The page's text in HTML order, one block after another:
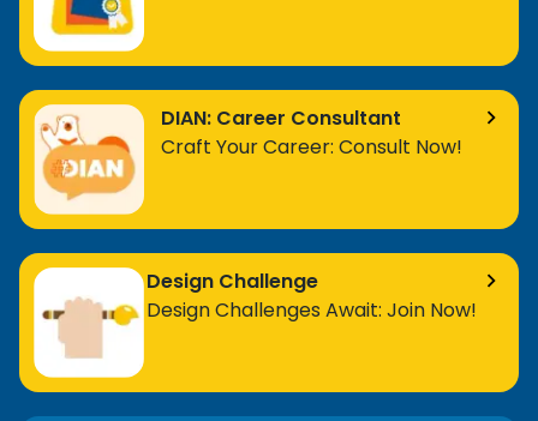
DIAN: Career Consultant
Craft Your Career: Consult Now!
Design Challenge
Design Challenges Await: Join Now!